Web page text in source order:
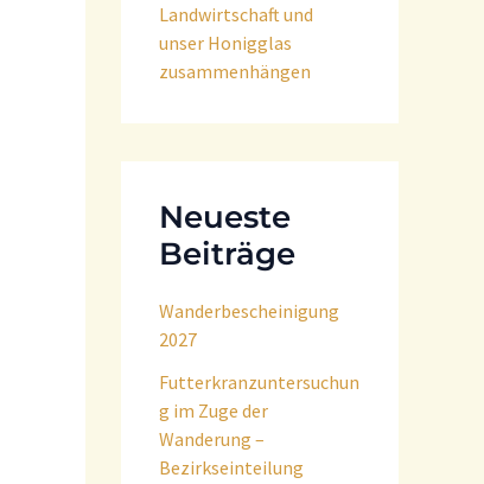
Landwirtschaft und
unser Honigglas
zusammenhängen
Neueste
Beiträge
Wanderbescheinigung
2027
Futterkranzuntersuchun
g im Zuge der
Wanderung –
Bezirkseinteilung